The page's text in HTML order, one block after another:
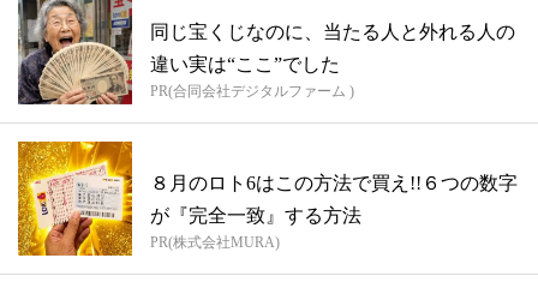
同じ宝くじなのに、当たる人と外れる人の
違い実は“ここ”でした
PR(合同会社デジタルファーム )
８月のロト6はこの方法で買え!!６つの数字
が『完全一致』する方法
PR(株式会社MURA)